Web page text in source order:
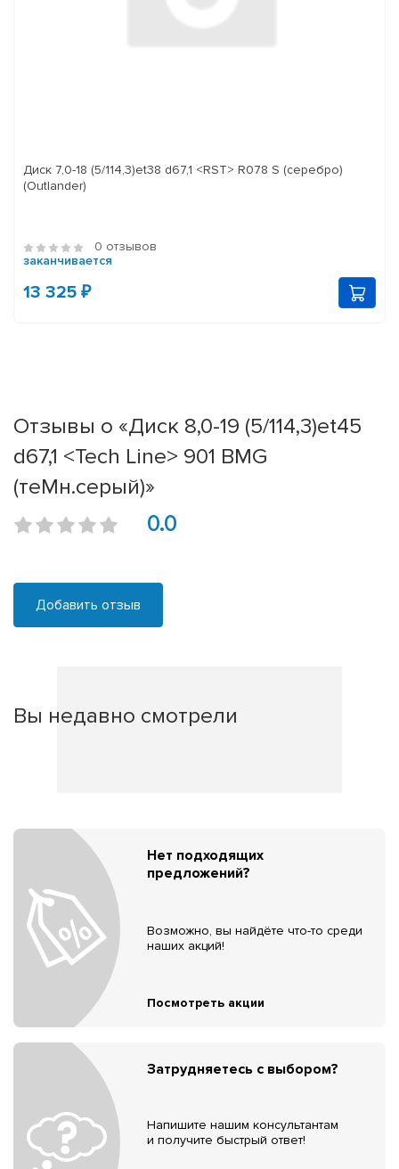
Диск 7,0-18 (5/114,3)et38 d67,1 <RST> R078 S (серебро)
(Outlander)
0 отзывов
заканчивается
13 325 ₽
Отзывы о «Диск 8,0-19 (5/114,3)et45
d67,1 <Tech Line> 901 BMG
(теMн.серый)»
0.0
Добавить отзыв
Вы недавно смотрели
Нет подходящих
предложений?
Возможно, вы найдёте что-то среди
наших акций!
Посмотреть акции
Затрудняетесь с выбором?
Напишите нашим консультантам
и получите быстрый ответ!